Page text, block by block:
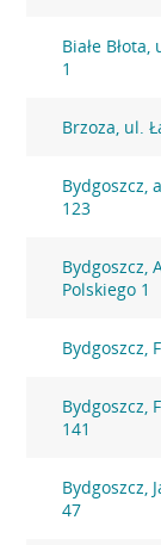
Białe
1
Brzoza, ul.
Bydgoszcz,
123
Bydgoszcz,
Polskiego 1
Bydgoszcz,
Bydgoszcz,
141
Bydgoszcz,
47